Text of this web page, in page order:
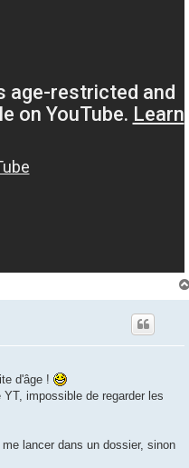
d'âge !
impossible de regarder les
lancer dans un dossier, sinon